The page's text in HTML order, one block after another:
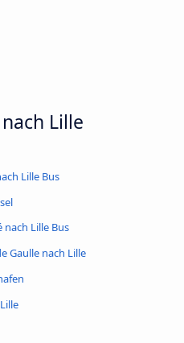
Lille
Lille Bus
nach Lille Bus
Gaulle nach Lille